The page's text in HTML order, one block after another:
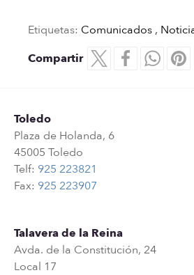
Etiquetas: Comunicados ,
Compartir
Toledo
Plaza de Holanda, 6
45005 Toledo
Telf: 925 223821
Fax: 925 223907
Talavera de la Reina
Avda. de la Constitución, 24
Local 17